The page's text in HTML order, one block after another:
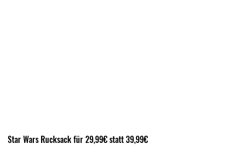
Star Wars Rucksack für 29,99€ statt 39,99€